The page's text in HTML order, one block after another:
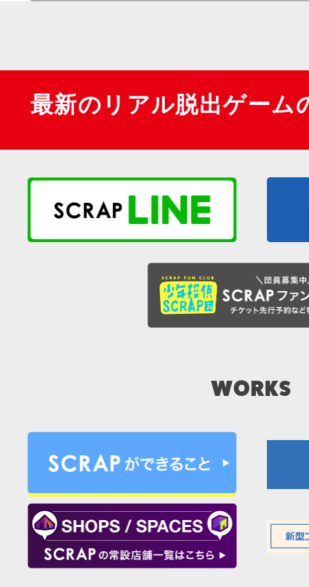
最新のリアル脱出ゲーム